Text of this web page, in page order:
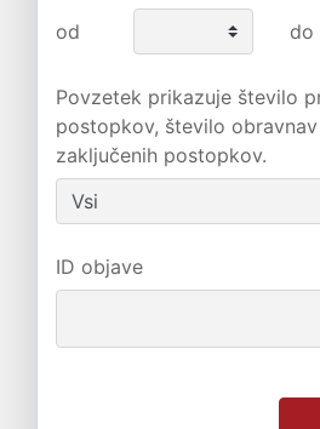
od
do
Povzetek prikazuje število
postopkov, število
zaključenih postopkov.
ID objave